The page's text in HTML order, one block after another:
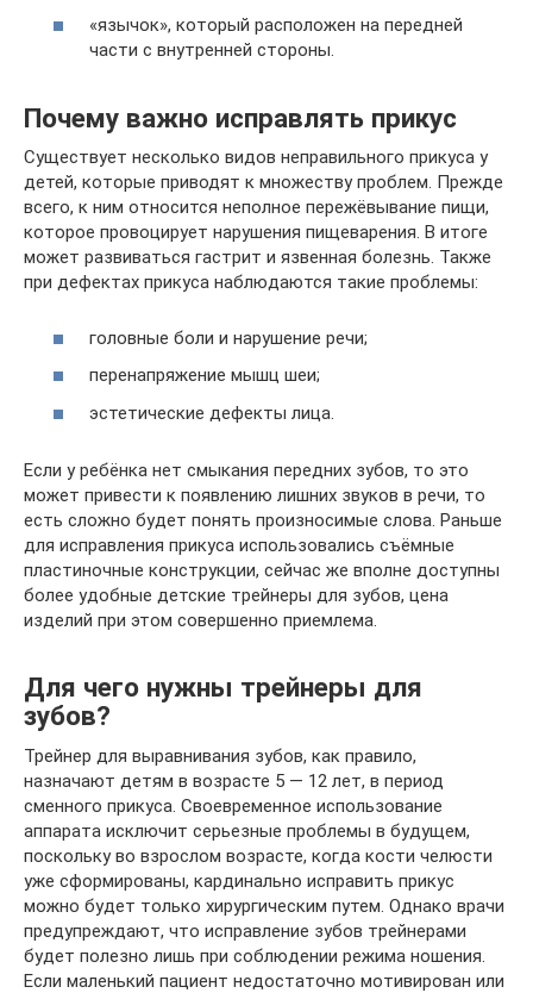
«язычок», который расположен на передней
части с внутренней стороны.
Почему важно исправлять прикус
Существует несколько видов неправильного прикуса у
детей, которые приводят к множеству проблем. Прежде
всего, к ним относится неполное пережёвывание пищи,
которое провоцирует нарушения пищеварения. В итоге
может развиваться гастрит и язвенная болезнь. Также
при дефектах прикуса наблюдаются такие проблемы:
головные боли и нарушение речи;
перенапряжение мышц шеи;
эстетические дефекты лица.
Если у ребёнка нет смыкания передних зубов, то это
может привести к появлению лишних звуков в речи, то
есть сложно будет понять произносимые слова. Раньше
для исправления прикуса использовались съёмные
пластиночные конструкции, сейчас же вполне доступны
более удобные детские трейнеры для зубов, цена
изделий при этом совершенно приемлема.
Для чего нужны трейнеры для
зубов?
Трейнер для выравнивания зубов, как правило,
назначают детям в возрасте 5 — 12 лет, в период
сменного прикуса. Своевременное использование
аппарата исключит серьезные проблемы в будущем,
поскольку во взрослом возрасте, когда кости челюсти
уже сформированы, кардинально исправить прикус
можно будет только хирургическим путем. Однако врачи
предупреждают, что исправление зубов трейнерами
будет полезно лишь при соблюдении режима ношения.
Если маленький пациент недостаточно мотивирован или